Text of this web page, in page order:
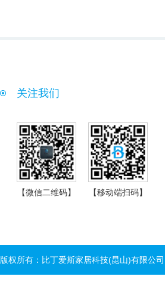
关注我们
【微信二维码】 【移动端扫码】
版权所有：比丁爱斯家居科技(昆山)有限公司